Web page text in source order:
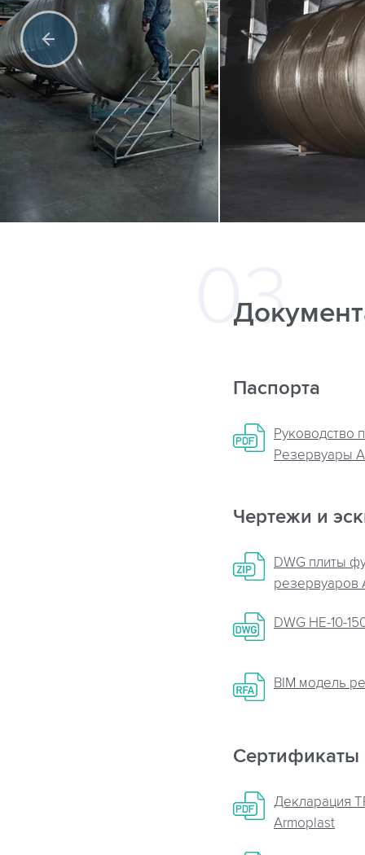
Паспорта
Руководство
Резервуары
Чертежи и
DWG плиты
резервуаров
DWG НЕ-10-
BIM модель
Сертификаты
Декларация
Armoplast